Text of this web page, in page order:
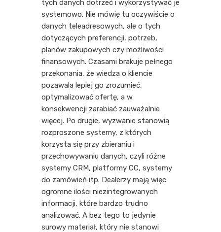
tych danych dotrzeć i wykorzystywać je
systemowo. Nie mówię tu oczywiście o
danych teleadresowych, ale o tych
dotyczących preferencji, potrzeb,
planów zakupowych czy możliwości
finansowych. Czasami brakuje pełnego
przekonania, że wiedza o kliencie
pozawala lepiej go zrozumieć,
optymalizować ofertę, a w
konsekwencji zarabiać zauważalnie
więcej. Po drugie, wyzwanie stanowią
rozproszone systemy, z których
korzysta się przy zbieraniu i
przechowywaniu danych, czyli różne
systemy CRM, platformy CC, systemy
do zamówień itp. Dealerzy mają więc
ogromne ilości niezintegrowanych
informacji, które bardzo trudno
analizować. A bez tego to jedynie
surowy materiał, który nie stanowi